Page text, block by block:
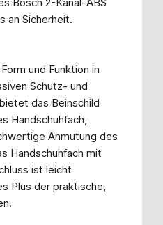
an Sicherheit.
und Funktion in
Schutz- und
das Beinschild
Handschuhfach,
Anmutung des
Handschuhfach mit
ist leicht
Plus der praktische,